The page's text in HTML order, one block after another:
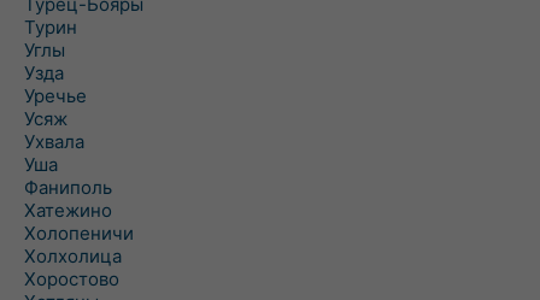
Турин
Углы
Узда
Уречье
Усяж
Ухвала
Уша
Фаниполь
Хатежино
Холопеничи
Холхолица
Хоростово